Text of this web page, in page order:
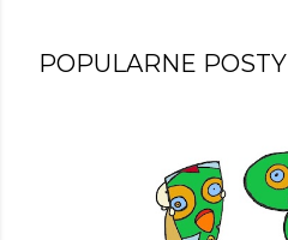
POPULARNE POSTY